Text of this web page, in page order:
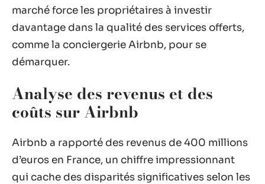
marché force les propriétaires à investir
davantage dans la qualité des services offerts,
comme la conciergerie Airbnb, pour se
démarquer.
Analyse des revenus et des
coûts sur Airbnb
Airbnb a rapporté des revenus de 400 millions
d’euros en France, un chiffre impressionnant
qui cache des disparités significatives selon les